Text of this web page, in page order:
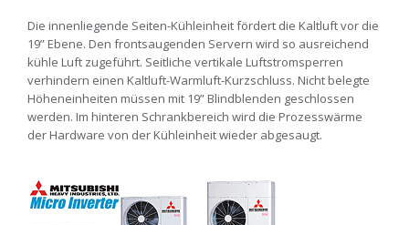
Die innenliegende Seiten-Kühleinheit fördert die Kaltluft vor die
19” Ebene. Den frontsaugenden Servern wird so ausreichend
kühle Luft zugeführt. Seitliche vertikale Luftstromsperren
verhindern einen Kaltluft-Warmluft-Kurzschluss. Nicht belegte
Höheneinheiten müssen mit 19” Blindblenden geschlossen
werden. Im hinteren Schrankbereich wird die Prozesswärme
der Hardware von der Kühleinheit wieder abgesaugt.